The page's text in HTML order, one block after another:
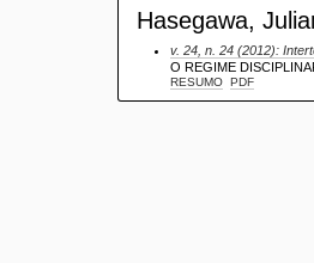
Hasegawa,
v. 24, n. 24 (2012):
O REGIME
RESUMO PDF